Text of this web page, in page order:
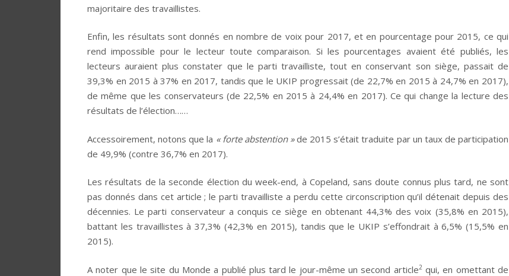
majoritaire des travaillistes.
Enfin, les résultats sont donnés en nombre de voix pour 2017, et en pourcentage pour 2015, ce qui
rend impossible pour le lecteur toute comparaison. Si les pourcentages avaient été publiés, les
lecteurs auraient plus constater que le parti travailliste, tout en conservant son siège, passait de
39,3% en 2015 à 37% en 2017, tandis que le UKIP progressait (de 22,7% en 2015 à 24,7% en 2017),
de même que les conservateurs (de 22,5% en 2015 à 24,4% en 2017). Ce qui change la lecture des
résultats de l’élection……
Accessoirement, notons que la « forte abstention »de 2015 s’était traduite par un taux de participation
de 49,9% (contre 36,7% en 2017).
Les résultats de la seconde élection du week-end, à Copeland, sans doute connus plus tard, ne sont
pas donnés dans cet article ; le parti travailliste a perdu cette circonscription qu’il détenait depuis des
décennies. Le parti conservateur a conquis ce siège en obtenant 44,3% des voix (35,8% en 2015),
battant les travaillistes à 37,3% (42,3% en 2015), tandis que le UKIP s’effondrait à 6,5% (15,5% en
2015).
A noter que le site du Monde a publié plus tard le jour-même un second article2qui, en omettant de